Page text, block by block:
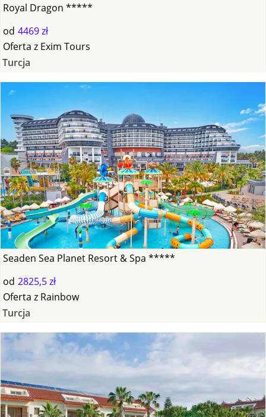
Royal Dragon *****
od 4469 zł
Oferta z Exim Tours
Turcja
Seaden Sea Planet Resort & Spa *****
od 2825,5 zł
Oferta z Rainbow
Turcja